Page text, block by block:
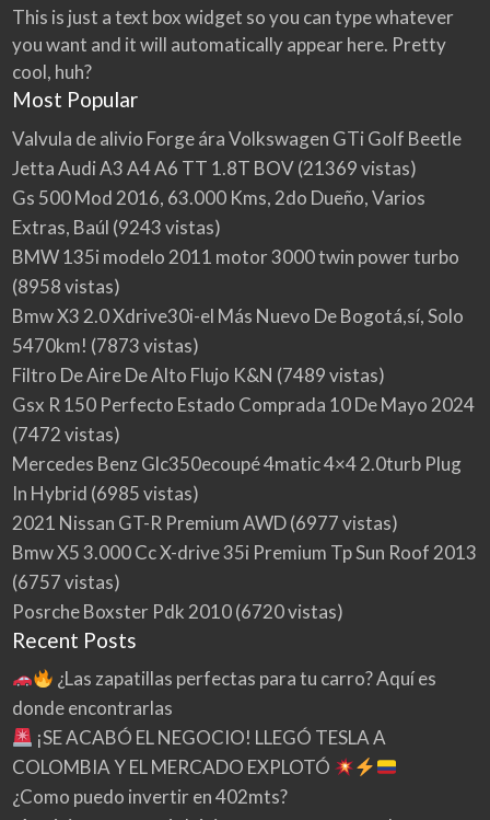
This is just a text box widget so you can type whatever
you want and it will automatically appear here. Pretty
cool, huh?
Most Popular
Valvula de alivio Forge ára Volkswagen GTi Golf Beetle
Jetta Audi A3 A4 A6 TT 1.8T BOV(21369 vistas)
Gs 500 Mod 2016, 63.000 Kms, 2do Dueño, Varios
Extras, Baúl (9243 vistas)
BMW 135i modelo 2011 motor 3000 twin power turbo
(8958 vistas)
Bmw X3 2.0 Xdrive30i-el Más Nuevo De Bogotá,sí, Solo
5470km! (7873 vistas)
Filtro De Aire De Alto Flujo K&N (7489 vistas)
Gsx R 150 Perfecto Estado Comprada 10 De Mayo 2024
(7472 vistas)
Mercedes Benz Glc350ecoupé 4matic 4×4 2.0turb Plug
In Hybrid (6985 vistas)
2021 Nissan GT-R Premium AWD(6977 vistas)
Bmw X5 3.000 Cc X-drive 35i Premium Tp Sun Roof 2013
(6757 vistas)
Posrche Boxster Pdk 2010(6720 vistas)
Recent Posts
¿Las zapatillas perfectas para tu carro? Aquí es
donde encontrarlas
¡SE ACABÓ EL NEGOCIO! LLEGÓ TESLA A
COLOMBIA Y EL MERCADO EXPLOTÓ
¿Como puedo invertir en 402mts?